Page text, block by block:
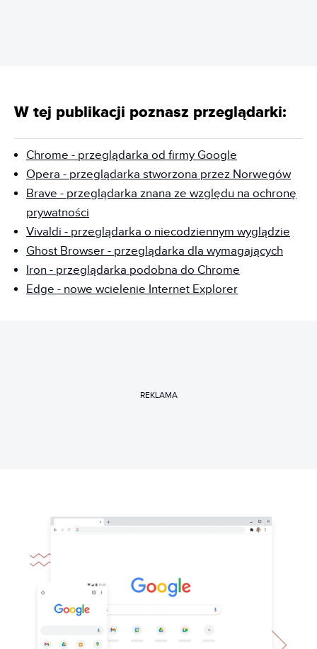
W tej publikacji poznasz przeglądarki:
Chrome - przeglądarka od firmy Google
Opera - przeglądarka stworzona przez Norwegów
Brave - przeglądarka znana ze względu na ochronę
prywatności
Vivaldi - przeglądarka o niecodziennym wyglądzie
Ghost Browser - przeglądarka dla wymagających
Iron - przeglądarka podobna do Chrome
Edge - nowe wcielenie Internet Explorer
REKLAMA